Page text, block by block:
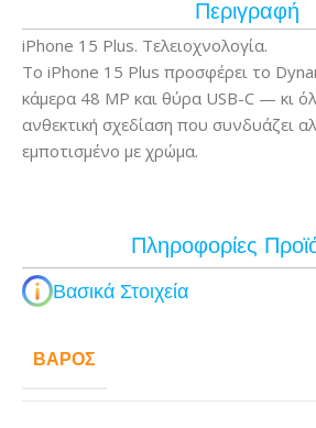
Περιγραφή
iPhone 15 Plus. Τελειοχνολογία.
Το iPhone 15 Plus προσφέρει το
κάμερα 48 MP και θύρα USB-C — κι
ανθεκτική σχεδίαση που συνδυάζει
εμποτισμένο με χρώμα.
Πληροφορίες
Βασικά Στοιχεία
ΒΆΡΟΣ